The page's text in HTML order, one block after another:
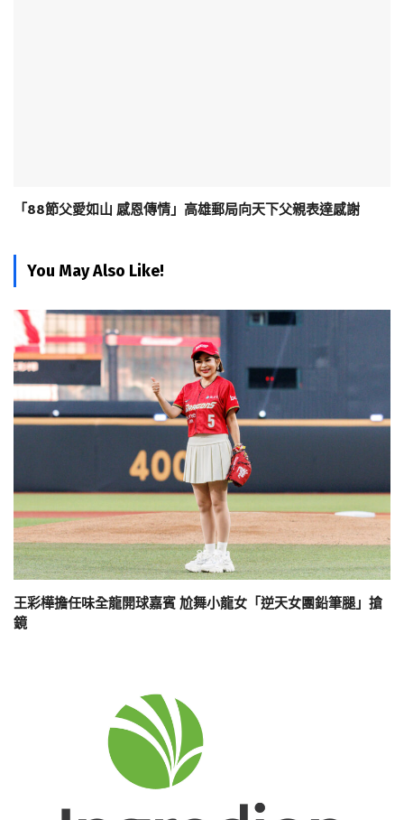
「88節父愛如山 感恩傳情」高雄郵局向天下父親表達感謝
You May Also Like!
王彩樺擔任味全龍開球嘉賓 尬舞小龍女「逆天女團鉛筆腿」搶
鏡